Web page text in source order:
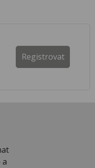
Registrovat
a